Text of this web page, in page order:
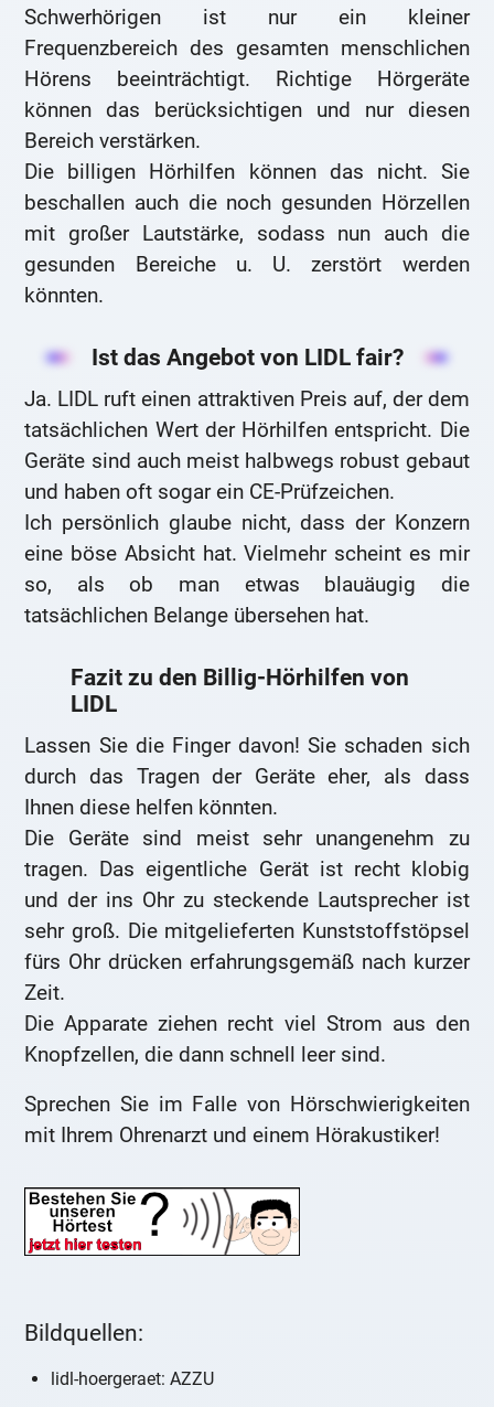
Schwerhörigen ist nur ein kleiner
Frequenzbereich des gesamten menschlichen
Hörens beeinträchtigt. Richtige Hörgeräte
können das berücksichtigen und nur diesen
Bereich verstärken.
Die billigen Hörhilfen können das nicht. Sie
beschallen auch die noch gesunden Hörzellen
mit großer Lautstärke, sodass nun auch die
gesunden Bereiche u. U. zerstört werden
könnten.
Ist das Angebot von LIDL fair?
Ja. LIDL ruft einen attraktiven Preis auf, der dem
tatsächlichen Wert der Hörhilfen entspricht. Die
Geräte sind auch meist halbwegs robust gebaut
und haben oft sogar ein CE-Prüfzeichen.
Ich persönlich glaube nicht, dass der Konzern
eine böse Absicht hat. Vielmehr scheint es mir
so, als ob man etwas blauäugig die
tatsächlichen Belange übersehen hat.
Fazit zu den Billig-Hörhilfen von
LIDL
Lassen Sie die Finger davon! Sie schaden sich
durch das Tragen der Geräte eher, als dass
Ihnen diese helfen könnten.
Die Geräte sind meist sehr unangenehm zu
tragen. Das eigentliche Gerät ist recht klobig
und der ins Ohr zu steckende Lautsprecher ist
sehr groß. Die mitgelieferten Kunststoffstöpsel
fürs Ohr drücken erfahrungsgemäß nach kurzer
Zeit.
Die Apparate ziehen recht viel Strom aus den
Knopfzellen, die dann schnell leer sind.
Sprechen Sie im Falle von Hörschwierigkeiten
mit Ihrem Ohrenarzt und einem Hörakustiker!
Bildquellen:
lidl-hoergeraet: AZZU